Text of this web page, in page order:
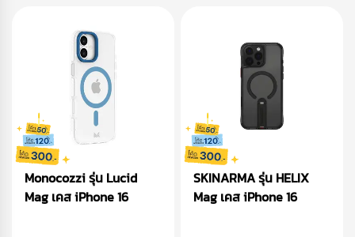
Monocozzi รุ่น Lucid
Mag เคส iPhone 16
SKINARMA รุ่น HELIX
Mag เคส iPhone 16